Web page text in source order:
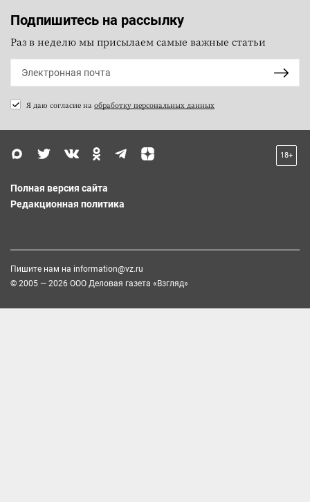
Подпишитесь на рассылку
Раз в неделю мы присылаем самые важные статьи
Я даю согласие на обработку персональных данных
18+
Полная версия сайта
Редакционная политика
Пишите нам на information@vz.ru
© 2005 — 2026 ООО Деловая газета «Взгляд»